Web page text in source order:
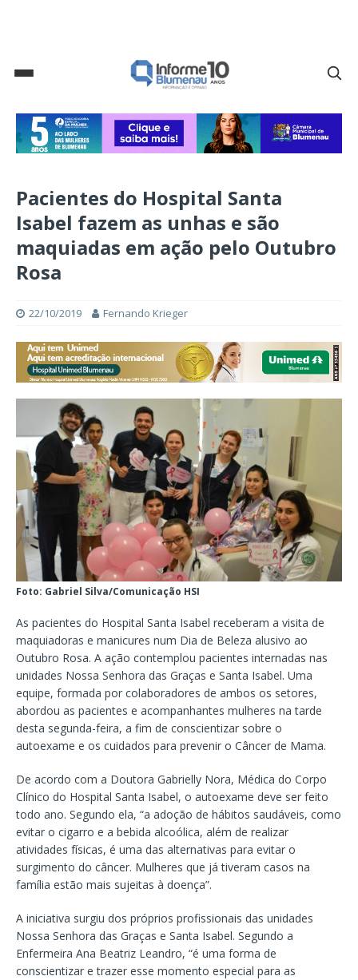
Pacientes do Hospital Santa
Isabel fazem as unhas e são
maquiadas em ação pelo Outubro
Rosa
22/10/2019 Fernando Krieger
Foto: Gabriel Silva/Comunicação HSI
As pacientes do Hospital Santa Isabel receberam a visita de
maquiadoras e manicures num Dia de Beleza alusivo ao
Outubro Rosa. A ação contemplou pacientes internadas nas
unidades Nossa Senhora das Graças e Santa Isabel. Uma
equipe, formada por colaboradores de ambos os setores,
abordou as pacientes e acompanhantes mulheres na tarde
desta segunda-feira, a fim de conscientizar sobre o
autoexame e os cuidados para prevenir o Câncer de Mama.
De acordo com a Doutora Gabrielly Nora, Médica do Corpo
Clínico do Hospital Santa Isabel, o autoexame deve ser feito
todo ano. Segundo ela, “a adoção de hábitos saudáveis, como
evitar o cigarro e a bebida alcoólica, além de realizar
atividades físicas, é uma das alternativas para evitar o
surgimento do câncer. Mulheres que já tiveram casos na
família estão mais sujeitas à doença”.
A iniciativa surgiu dos próprios profissionais das unidades
Nossa Senhora das Graças e Santa Isabel. Segundo a
Enfermeira Ana Beatriz Leandro, “é uma forma de
conscientizar e trazer esse momento especial para as